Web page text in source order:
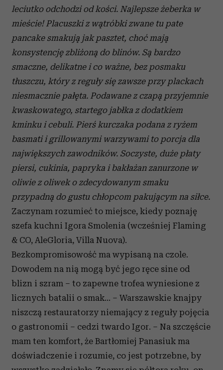
leciutko odchodzi od kości. Najlepsze żeberka w
mieście! Placuszki z wątróbki zwane tu pate
pancake smakują jak pasztet, choć mają
konsystencję zbliżoną do blinów. Są bardzo
smaczne, delikatne i co ważne, bez posmaku
tłuszczu, który z reguły się zawsze przy plackach
niesmacznie pałęta. Podawane z czapą przyjemnie
kwaskowatego, startego jabłka z dodatkiem
kminku i cebuli. Pierś kurczaka podana z ryżem
basmati i grillowanymi warzywami to porcja dla
największych zawodników. Soczyste, duże płaty
piersi, cukinia, papryka i bakłażan zanurzone w
oliwie z oliwek o zdecydowanym smaku
przypadną do gustu chłopcom pakującym na siłce.
Zaczynam rozumieć to miejsce, kiedy poznaję
szefa kuchni Igora Smolenia (wcześniej Flaming
& CO, AleGloria, Villa Nuova).
Bezkompromisowość ma wypisaną na czole.
Dowodem na nią mogą być jego ręce sine od
blizn i szram – to zapewne trofea wyniesione z
licznych batalii o smak… – Warszawskie knajpy
niszczą restauratorzy niemający z reguły pojęcia
o gastronomii – cedzi twardo Igor. – Na szczęście
mam ten komfort, że Bartłomiej Panasiuk ma
doświadczenie i rozumie, co jest potrzebne, by